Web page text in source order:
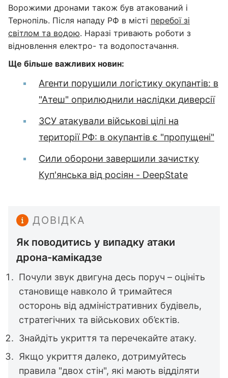
Ворожими дронами також був атакований і
Тернопіль. Після нападу РФ в місті перебої зі
світлом та водою. Наразі тривають роботи з
відновлення електро- та водопостачання.
Ще більше важливих новин:
Агенти порушили логістику окупантів: в
"Атеш" оприлюднили наслідки диверсії
ЗСУ атакували військові цілі на
території РФ: в окупантів є "пропущені"
Сили оборони завершили зачистку
Куп'янська від росіян - DeepState
ДОВІДКА
Як поводитись у випадку атаки
дрона-камікадзе
Почули звук двигуна десь поруч – оцініть
становище навколо й тримайтеся
осторонь від адміністративних будівель,
стратегічних та військових об’єктів.
Знайдіть укриття та перечекайте атаку.
Якщо укриття далеко, дотримуйтесь
правила "двох стін", які мають відділяти